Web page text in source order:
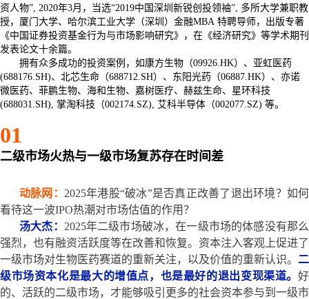
资人物”, 2020年3月，当选“2019中国深圳新锐创投领袖”, 多所大学兼职教
授，厦门大学、哈尔滨工业大学（深圳）金融MBA 特聘导师，出版专著
《中国证券投资基金行为与市场影响研究》，在《经济研究》等学术期刊
发表论文十余篇。
拥有众多成功的投资案例，如康方生物（09926.HK）、亚虹医药
(688176.SH)、北芯生命（688712.SH）、东阳光药（06887.HK）、亦诺
微医药、菲鹏生物、海和生物、嘉树医疗、赫兹生命、星环科技
(688031.SH), 掌淘科技（002174.SZ), 艾科半导体（002077.SZ) 等。
01
二级市场火热与一级市场复苏存在时间差
动脉网： 2025年港股“破冰”是否真正改善了退出环境？如何
看待这一波IPO热潮对市场估值的作用？
汤大杰： 2025年二级市场破冰，在一级市场的体感没有那么
强烈，也有融资活跃度等在改善和恢复。资本注入客观上促进了
一级市场对生物医药赛道的重新关注，以及价值的重新认识。 二
级市场资本化是最大的增值点，也是最好的退出变现渠道。 好
的、活跃的二级市场，才能够吸引更多的社会资本参与到一级市